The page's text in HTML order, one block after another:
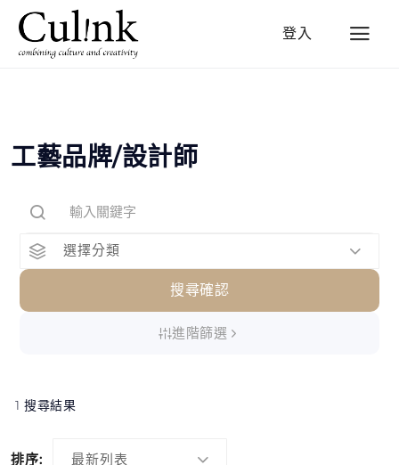
登入
工藝品牌/設計師
選擇分類
搜尋確認
進階篩選
1 搜尋結果
排序: 最新列表